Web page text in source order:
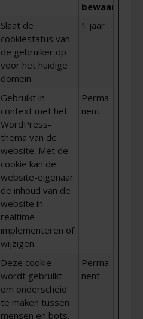
Slaat de
cookiestatus van
de gebruiker op
voor het huidige
domein
1 jaar
Gebruikt in
context met het
WordPress-
thema van de
website. Met de
cookie kan de
website-eigenaar
de inhoud van de
website in
realtime
implementeren of
wijzigen.
Perma
nent
Deze cookie
wordt gebruikt
om onderscheid
te maken tussen
mensen en bots.
Perma
nent